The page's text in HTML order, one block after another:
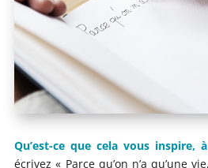
Qu’est-ce que cela vous inspire,
écrivez « Parce qu’on n’a qu’une